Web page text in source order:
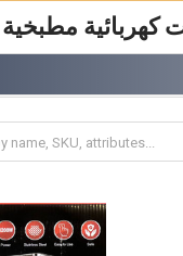
كهربائية مطبخية